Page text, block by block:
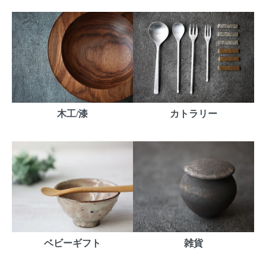
木工/漆 カトラリー
ベビーギフト 雑貨